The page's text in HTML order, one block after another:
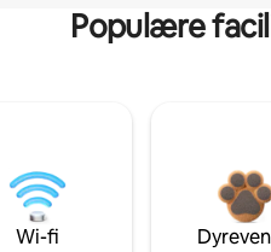
Populære
Wi-fi